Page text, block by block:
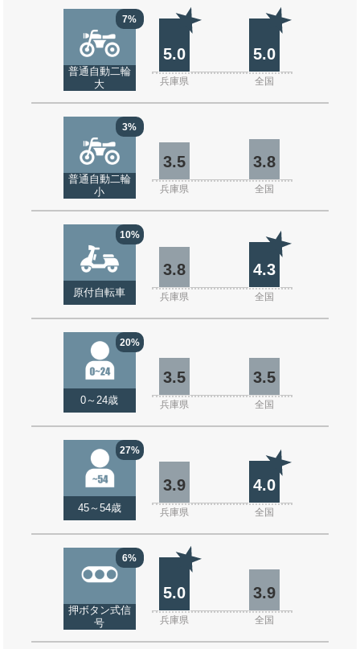
7%
普通自動二輪
大
5.0 5.0
兵庫県 全国
3%
普通自動二輪
小
3.5 3.8
兵庫県 全国
10%
原付自転車
3.8 4.3
兵庫県 全国
20%
0～24歳
3.5 3.5
兵庫県 全国
27%
45～54歳
3.9 4.0
兵庫県 全国
6%
押ボタン式信
号
5.0 3.9
兵庫県 全国